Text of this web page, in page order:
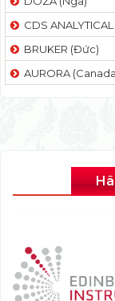
CDS
BRUKER (Đức)
AURORA